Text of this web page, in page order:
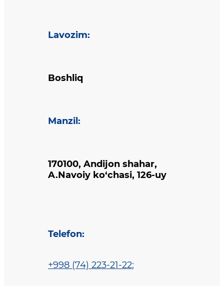
Lavozim:
Boshliq
Manzil :
170100, Andijon shahar,
A.Navoiy ko‘chasi, 126-uy
Telefon:
+998 (74) 223-21-22;